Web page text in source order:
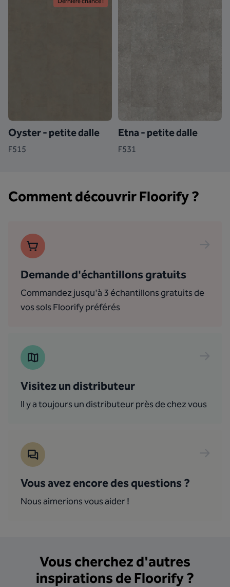
Oyster - petite dalle
F515
Etna - petite dalle
F531
Comment découvrir Floorify ?
Demande d'échantillons gratuits
Commandez jusqu'à 3 échantillons gratuits de
vos sols Floorify préférés
Visitez un distributeur
Il y a toujours un distributeur près de chez vous
Vous avez encore des questions ?
Nous aimerions vous aider !
Vous cherchez d'autres
inspirations de Floorify ?